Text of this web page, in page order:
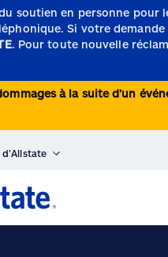
soutien en personne pour
Si votre
. Pour toute nouvelle
à la suite d’un